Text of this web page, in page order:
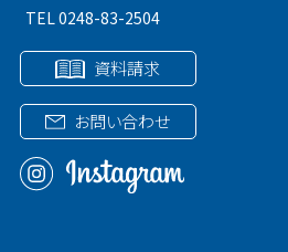
TEL 0248-83-2504
資料請求
お問い合わせ